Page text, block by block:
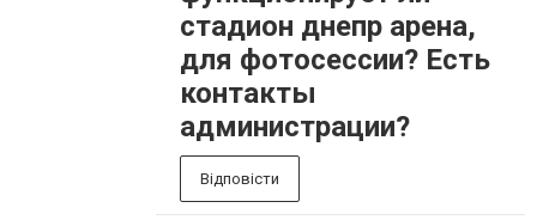
стадион днепр арена,
для фотосессии? Есть
контакты
администрации?
Відповісти